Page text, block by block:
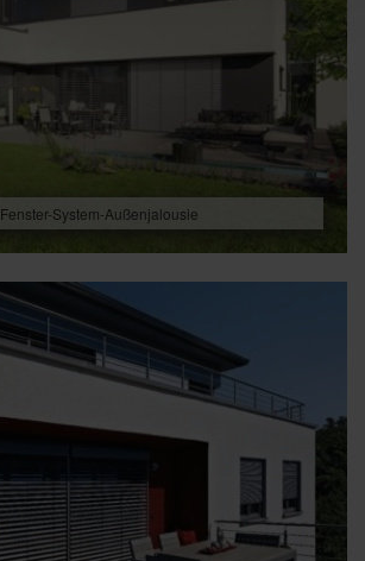
Fenster-System-Außenjalousie